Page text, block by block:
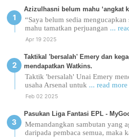
Azizulhasni belum mahu ‘angkat
“Saya belum sedia
mahu tamatkan perjuangan ...
Apr 19 2025
Taktikal 'bersalah' Emery dan
mendapatkan Watkins.
Taktik 'bersalah' Unai Emery
usaha Arsenal untuk ... read more
Feb 02 2025
Pasukan Liga Fantasi EPL -
Memandangkan sambutan yang
daripada pembaca semua, maka